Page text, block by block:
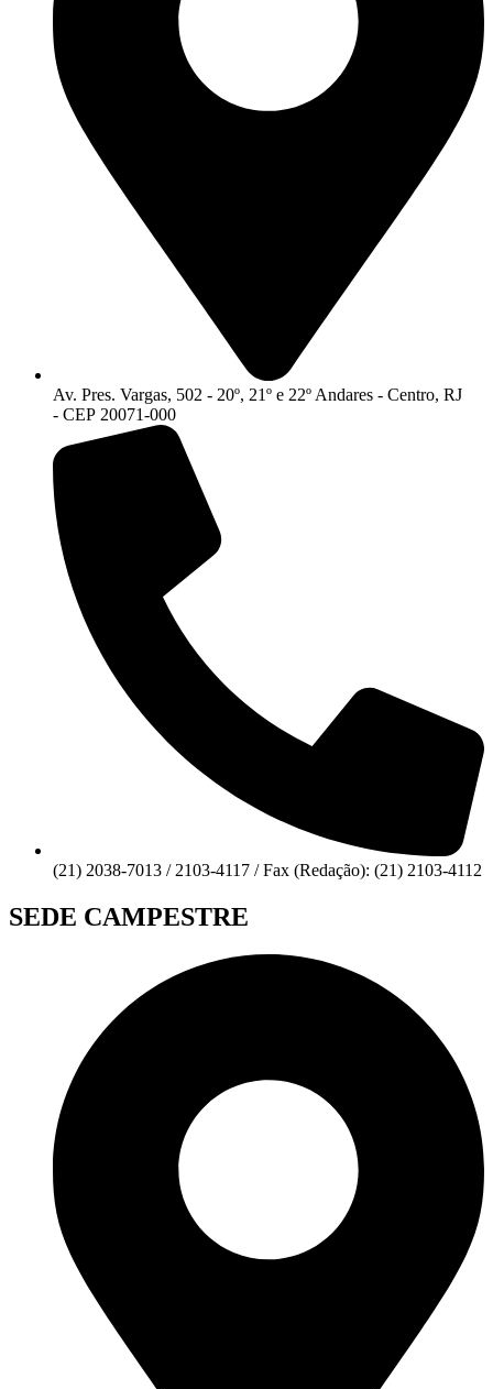
Av. Pres. Vargas, 502 - 20º, 21º e 22º Andares - Centro, RJ
- CEP 20071-000
(21) 2038-7013 / 2103-4117 / Fax (Redação): (21) 2103-4112
SEDE CAMPESTRE